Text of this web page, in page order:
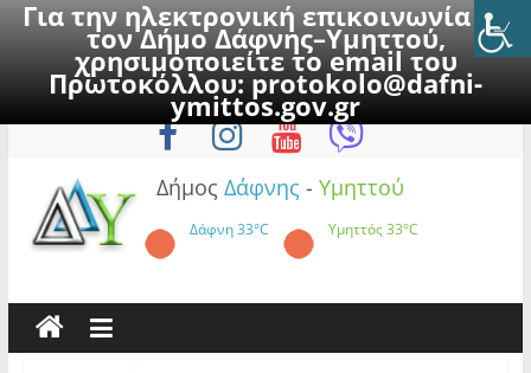
Για την ηλεκτρονική επικοινωνία με
τον Δήμο Δάφνης–Υμηττού,
χρησιμοποιείτε το email του
Πρωτοκόλλου:protokolo@dafni-
ymittos.gov.gr
to
Δευτέρα, 10 Αυγούστου 2026
Δήμος Δάφνης - Υμηττού
Δάφνη33°C Υμηττός33°C